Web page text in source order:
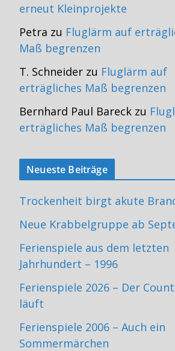
erneut Kleinprojekte
Petra zu Fluglärm auf
Maß begrenzen
T. Schneider zu Fluglärm auf
erträgliches Maß begrenzen
Bernhard Paul Bareck zu
erträgliches Maß begrenzen
Neueste Beiträge
Trockenheit birgt akute
Neue Krabbelgruppe ab
Ferienspiele aus dem letzten
Jahrhundert – 1996
Ferienspiele 2026 – Der
läuft
Ferienspiele 2006 – Auch ein
Sommermärchen